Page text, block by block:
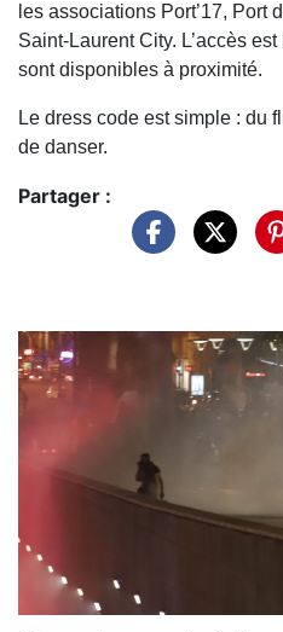
les associations Port’17, Port
Saint-Laurent City. L’accès
sont disponibles à proximité.
Le dress code est simple : du
de danser.
Partager :